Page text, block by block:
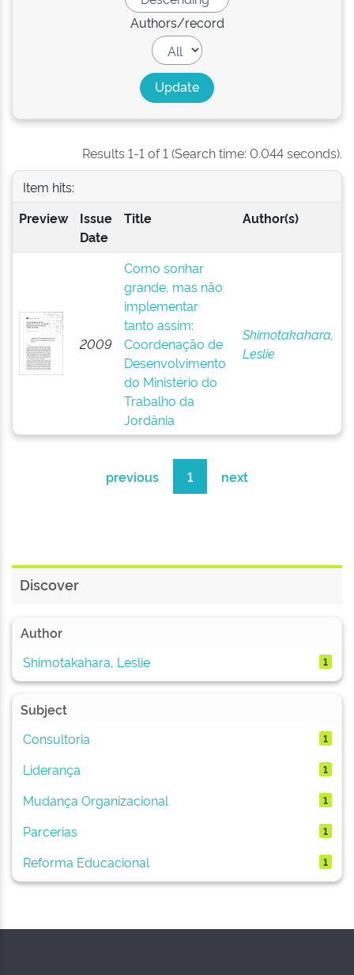
Authors/record
Results 1-1 of 1 (Search time: 0.044 seconds).
Item hits:
Preview
Issue
Date
Title Author(s)
2009
Como sonhar
grande, mas não
implementar
tanto assim:
Coordenação de
Desenvolvimento
do Ministério do
Trabalho da
Jordânia
Shimotakahara,
Leslie
previous 1 next
Discover
Author
Shimotakahara, Leslie
1
Subject
Consultoria
1
Liderança 1
Mudança Organizacional 1
Parcerias 1
Reforma Educacional 1